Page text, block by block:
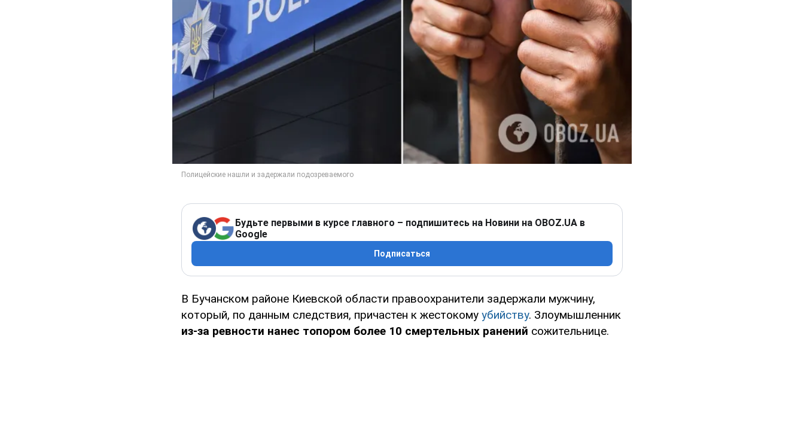
Будьте первыми в курсе главного – подпишитесь на Новини на OBOZ.UA в
Google
Подписаться
В Бучанском районе Киевской области правоохранители задержали мужчину,
который, по данным следствия, причастен к жестокому убийству. Злоумышленник
из-за ревности нанес топором более 10 смертельных ранений сожительнице.